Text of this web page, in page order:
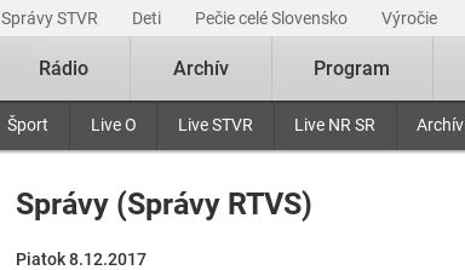
Správy STVR Deti Pečie celé Slovensko Výročie
Šport Live O Live STVR Live NR SR Archív
Rádio Archív Program
Správy (Správy RTVS)
Piatok 8.12.2017